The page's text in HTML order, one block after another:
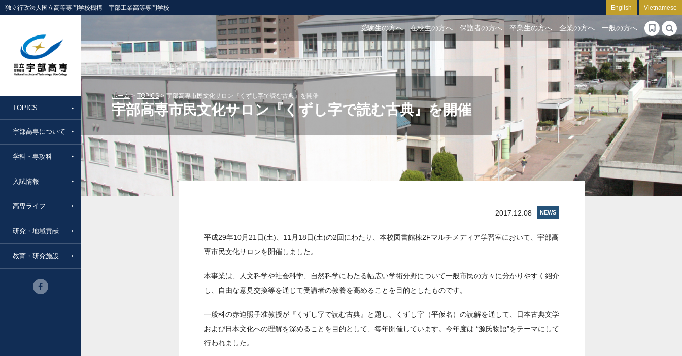
独立行政法人国立高等専門学校機構 宇部工業高等専門学校 English Vietnamese
TOPICS
宇部高専について
学科・専攻科
入試情報
高専ライフ
研究・地域貢献
教育・研究施設
受験生の方へ 在校生の方へ 保護者の方へ 卒業生の方へ 企業の方へ 一般の方へ
ホーム TOPICS 宇部高専市民文化サロン『くずし字で読む古典』を開催
宇部高専市民文化サロン『くずし字で読む古典』を開催
NEWS
2017.12.08
平成29年10月21日(土)、11月18日(土)の2回にわたり、本校図書館棟2Fマルチメディア学習室において、宇部高
専市民文化サロンを開催しました。
本事業は、人文科学や社会科学、自然科学にわたる幅広い学術分野について一般市民の方々に分かりやすく紹介
し、自由な意見交換等を通じて受講者の教養を高めることを目的としたものです。
一般科の赤迫照子准教授が『くずし字で読む古典』と題し、くずし字（平仮名）の読解を通して、日本古典文学
および日本文化への理解を深めることを目的として、毎年開催しています。今年度は “源氏物語”をテーマにして
行われました。